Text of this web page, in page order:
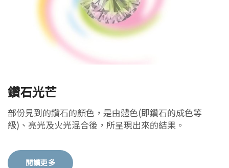
鑽石光芒
部份見到的鑽石的顏色，是由體色(即鑽石的成色等
級)、亮光及火光混合後，所呈現出來的結果。
閱讀更多